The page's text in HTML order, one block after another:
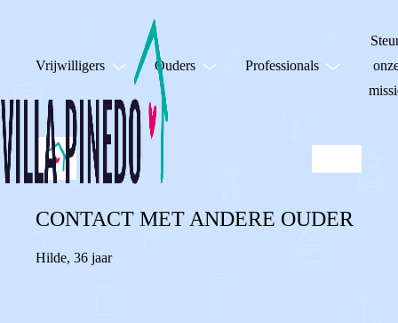
Vrijwilligers Ouders Professionals
CONTACT MET ANDERE OUDER
Hilde, 36 jaar